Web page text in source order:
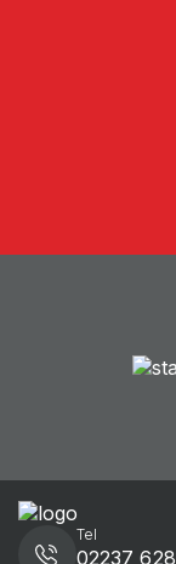
Tel
02237